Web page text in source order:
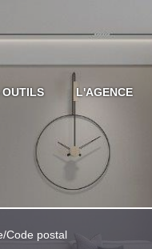
OUTILS L'AGENCE
Code postal